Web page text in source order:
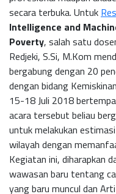
secara terbuka. Untuk
Intelligence and
Poverty, salah satu
Redjeki, S.Si, M.Kom
bergabung dengan 20
dengan bidang
15-18 Juli 2018
acara tersebut beliau
untuk melakukan
wilayah dengan
Kegiatan ini, diharapkan
wawasan baru tentang
yang baru muncul dan